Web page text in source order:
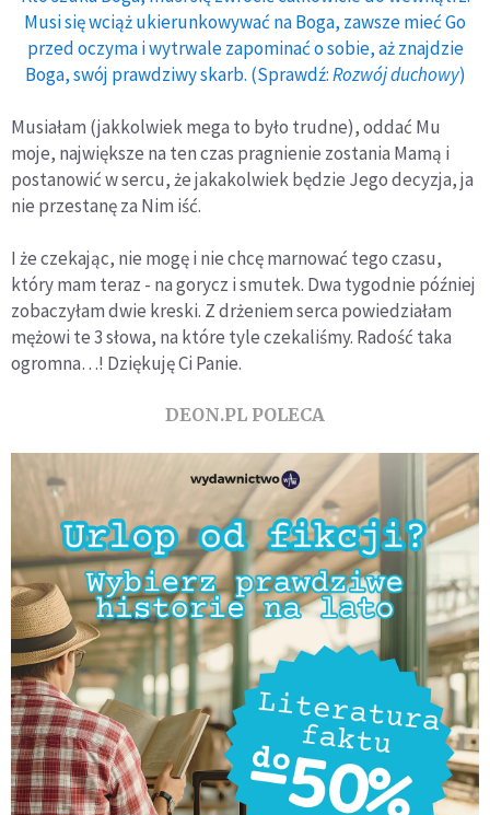
Musi się wciąż ukierunkowywać na Boga, zawsze mieć Go
przed oczyma i wytrwale zapominać o sobie, aż znajdzie
Boga, swój prawdziwy skarb. (Sprawdź:Rozwój duchowy)
Musiałam (jakkolwiek mega to było trudne), oddać Mu
moje, największe na ten czas pragnienie zostania Mamą i
postanowić w sercu, że jakakolwiek będzie Jego decyzja, ja
nie przestanę za Nim iść.
I że czekając, nie mogę i nie chcę marnować tego czasu,
który mam teraz - na gorycz i smutek. Dwa tygodnie później
zobaczyłam dwie kreski. Z drżeniem serca powiedziałam
mężowi te 3 słowa, na które tyle czekaliśmy. Radość taka
ogromna…! Dziękuję Ci Panie.
DEON.PL POLECA